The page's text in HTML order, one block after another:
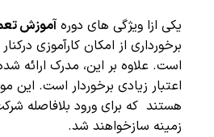
یکی ازا ویژگی های دوره آموزش
برخورداری از امکان کارآموزی
است. علاوه بر این، مدرک ارائه
اعتبار زیادی برخوردار است. این
هستند که برای ورود بلافاصله
زمینه سازخواهند شد.